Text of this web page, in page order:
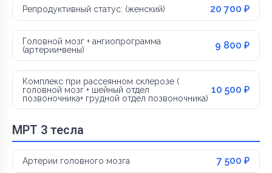
Репродуктивный статус: (женский) 20 700 ₽
Головной мозг + ангиопрограмма
(артерии+вены)
9 800 ₽
Комплекс при рассеянном склерозе (
головной мозг + шейный отдел
позвоночника+ грудной отдел позвоночника)
10 500 ₽
МРТ 3 тесла
Артерии головного мозга 7 500 ₽